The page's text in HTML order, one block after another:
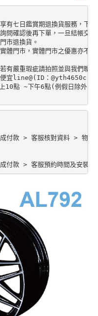
有七日鑑賞期退換貨服務，
問確認後再下單，一旦結帳交
市退換貨。
體門市，實體門市之優惠亦不適
有嚴重瑕疵請拍照並與我們聯絡
宜line@(ID：@yth4650c)。
10點 ~下午6點(例假日除外)。
付款 > 客服核對資料 > 物流